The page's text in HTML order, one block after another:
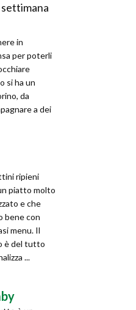
in
per poterli
si ha un
da
a dei
ripieni
piatto molto
e che
bene con
menu. Il
è del tutto
...